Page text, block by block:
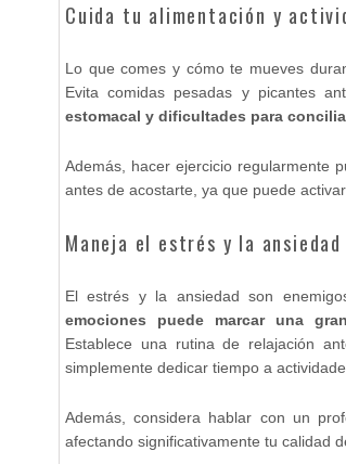
Cuida tu alimentación y
Lo que comes y cómo te mueves
Evita comidas pesadas y picantes
estomacal y dificultades para
Además, hacer ejercicio regularmente
antes de acostarte, ya que puede
Maneja el estrés y la ansiedad
El estrés y la ansiedad son
emociones puede marcar una
Establece una rutina de relajación
simplemente dedicar tiempo a
Además, considera hablar con un
afectando significativamente tu calidad